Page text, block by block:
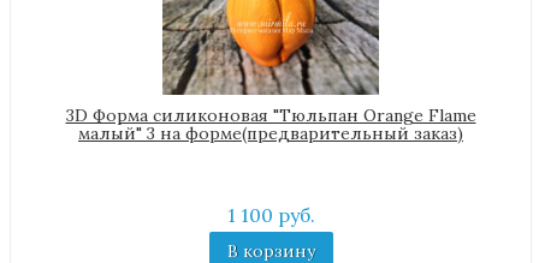
3D Форма силиконовая "Тюльпан Orange Flame
малый" 3 на форме(предварительный заказ)
1 100 руб.
В корзину